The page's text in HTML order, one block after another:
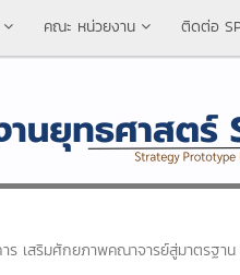
คณะ หน่วยงาน ติดต่อ
ร เสริมศักยภาพคณาจารย์สู่มาตรฐา